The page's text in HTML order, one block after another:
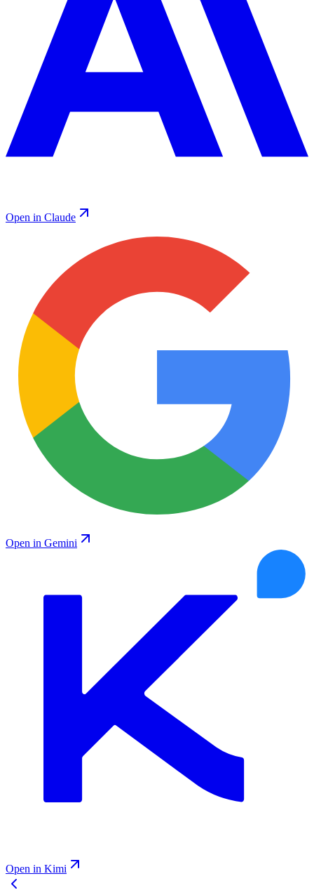
Open in Claude
Open in Gemini
Open in Kimi